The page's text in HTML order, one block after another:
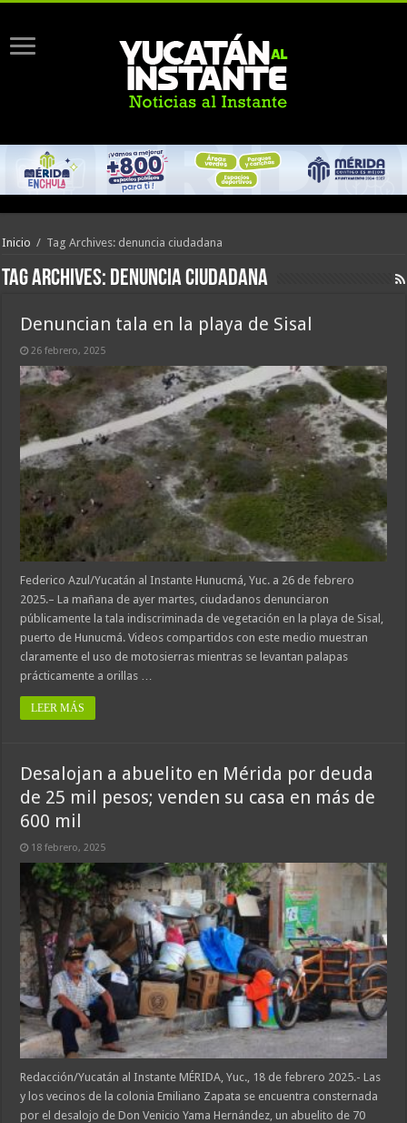
Inicio / Tag Archives: denuncia ciudadana
Tag Archives: denuncia ciudadana
Denuncian tala en la playa de Sisal
26 febrero, 2025
Federico Azul/Yucatán al Instante Hunucmá, Yuc. a 26 de febrero
2025.– La mañana de ayer martes, ciudadanos denunciaron
públicamente la tala indiscriminada de vegetación en la playa de Sisal,
puerto de Hunucmá. Videos compartidos con este medio muestran
claramente el uso de motosierras mientras se levantan palapas
prácticamente a orillas …
LEER MÁS
Desalojan a abuelito en Mérida por deuda
de 25 mil pesos; venden su casa en más de
600 mil
18 febrero, 2025
Redacción/Yucatán al Instante MÉRIDA, Yuc., 18 de febrero 2025.- Las
y los vecinos de la colonia Emiliano Zapata se encuentra consternada
por el desalojo de Don Venicio Yama Hernández, un abuelito de 70